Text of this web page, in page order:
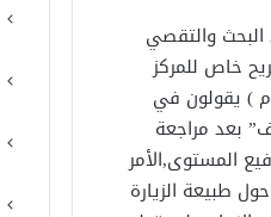
والتقصي
خاص للمركز
) يقولون في
بعد مراجعة
المستوى,الأمر
طبيعة الزيارة